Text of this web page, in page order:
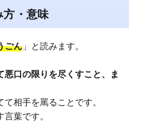
方・意味
ごん 」と読みます。
悪口の限りを尽くすこと、ま
相手を罵ることです。
葉です。